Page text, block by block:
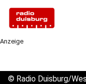
Anzeige
© Radio Duisburg/